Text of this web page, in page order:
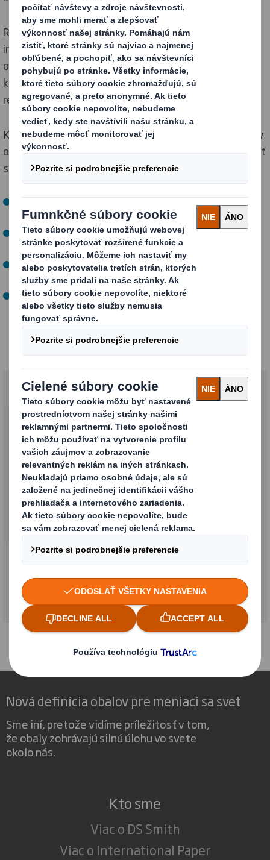
Revolúcia v maloobchodnom predaji priniesla skutočnú
inováciu v kategórii čerstvého ovocia a zeleniny. Popri
ochrane produktov sú obaly esteticky príťažlivé pre
kupujúcich a poskytujú systém pre rýchlu a efektívnu
recykláciu.
Kontaktujte nás, ak máte záujem vidieť viac nápadov v
oblasti obalov pre čerstvé ovocie a zeleninu a dozvedieť
sa ako môžete:
Propagovať váš výrobok a umožniť jeho ľahkú
identifikáciu v obchode
Chrániť vaše výrobky a optimalizovať ich dodávateľský
cyklus
Obaly po použití jednoducho rozložiť a 100 %-ne
zrecyklovať
Vytvoriť vodeodolné obaly
Balenie ovocia a zeleniny
Maloobchodné balenie
Nová definícia obalov pre meniaci sa svet
Sme iní, pretože vidíme príležitosť v tom,
že obaly zohrávajú silnú úlohu vo svete
okolo nás.
Kto sme
Viac o DS Smith
Viac o International Paper